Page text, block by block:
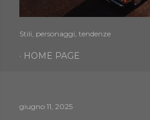
Stili, personaggi, tendenze
HOME PAGE
giugno 11, 2025